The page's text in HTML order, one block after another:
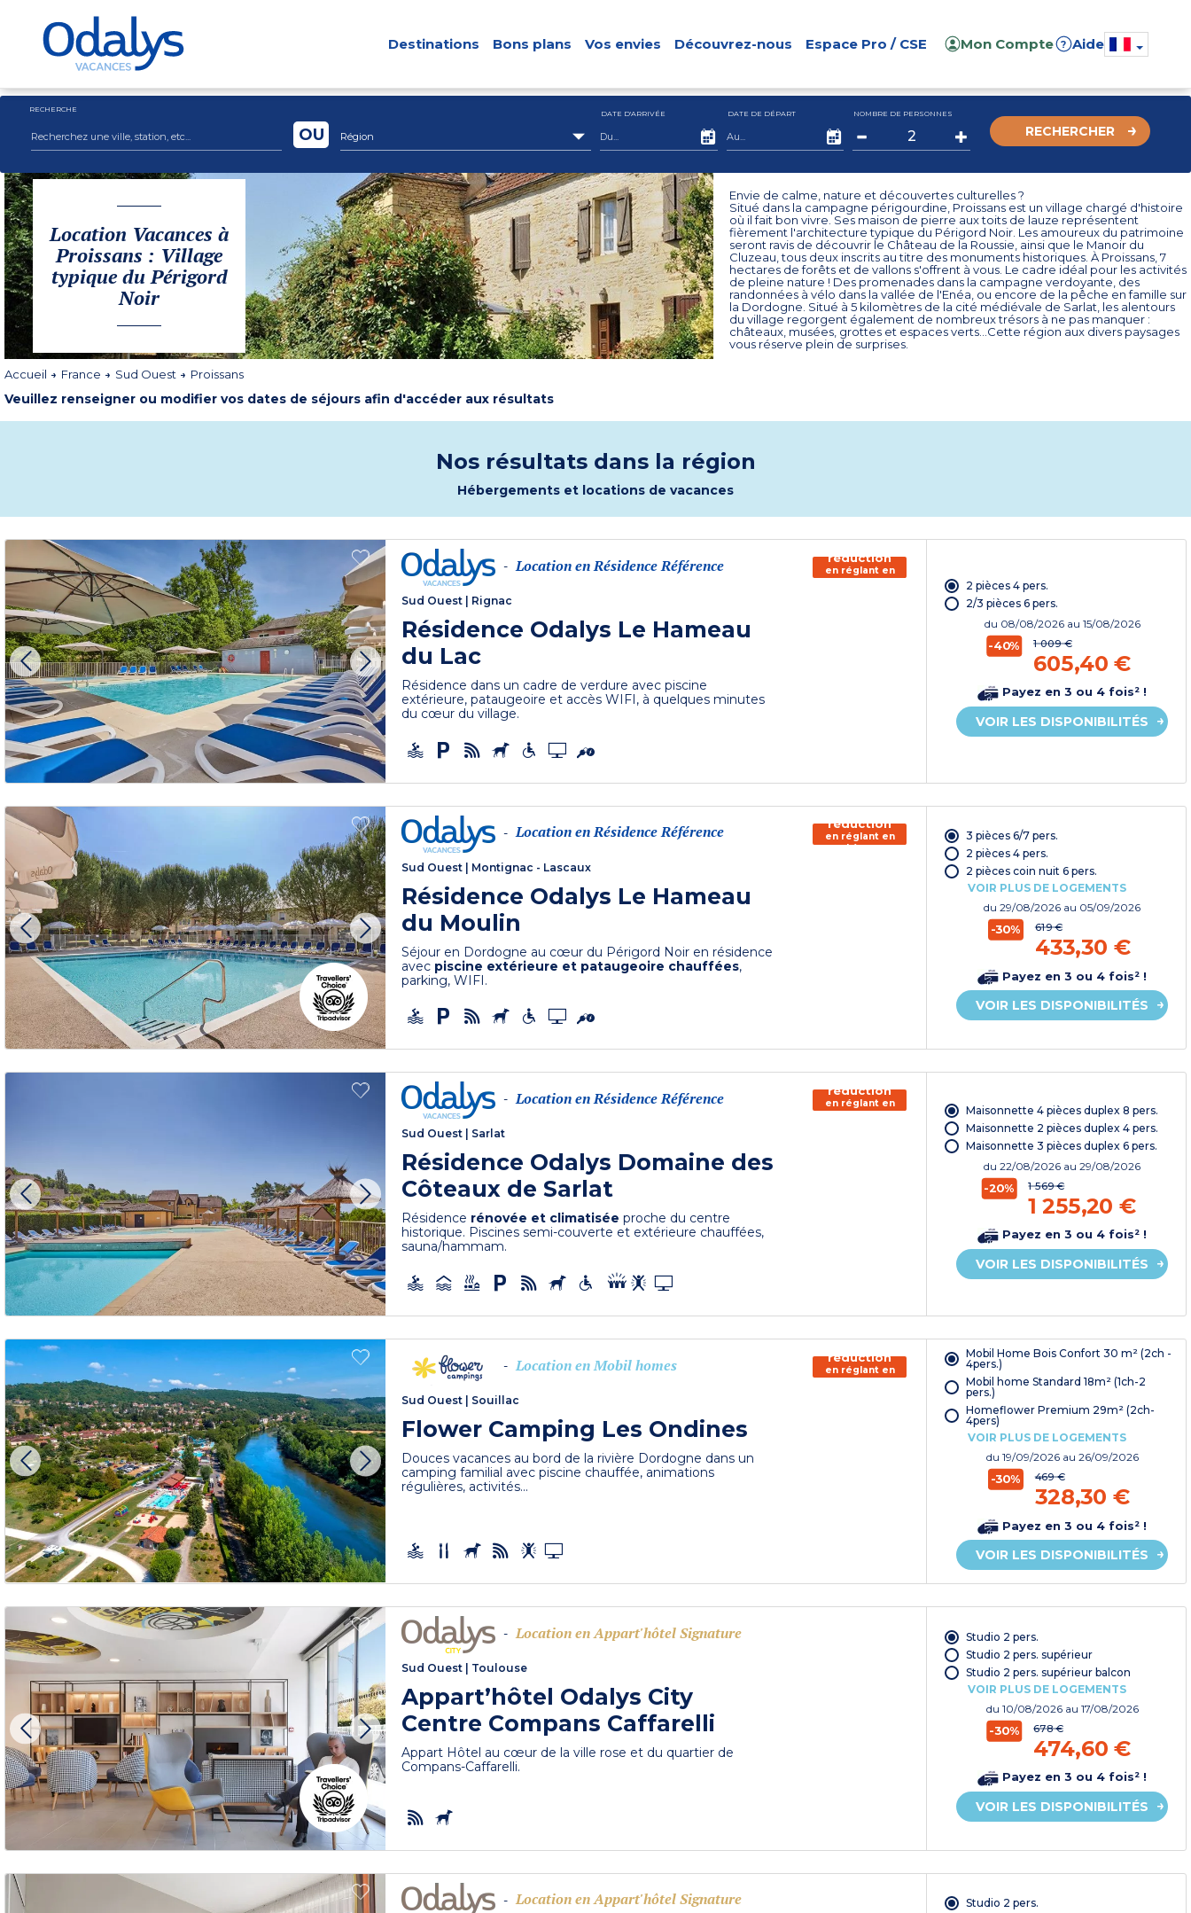
Destinations Bons plans Vos envies Découvrez-nous Espace Pro / CSE Mon Compte ? Aide
RECHERCHE
Région
OU
DATE D'ARRIVÉE DATE DE DÉPART NOMBRE DE PERSONNES
RECHERCHER
Location Vacances à
Proissans : Village
typique du Périgord
Noir
Envie de calme, nature et découvertes culturelles ?
Situé dans la campagne périgourdine, Proissans est un village chargé d'histoire
où il fait bon vivre. Ses maison de pierre aux toits de lauze représentent
fièrement l'architecture typique du Périgord Noir. Les amoureux du patrimoine
seront ravis de découvrir le Château de la Roussie, ainsi que le Manoir du
Cluzeau, tous deux inscrits au titre des monuments historiques. À Proissans, 7
hectares de forêts et de vallons s'offrent à vous. Le cadre idéal pour les activités
de pleine nature ! Des promenades dans la campagne verdoyante, des
randonnées à vélo dans la vallée de l'Enéa, ou encore de la pêche en famille sur
la Dordogne. Situé à 5 kilomètres de la cité médiévale de Sarlat, les alentours
du village regorgent également de nombreux trésors à ne pas manquer :
châteaux, musées, grottes et espaces verts...Cette région aux divers paysages
vous réserve plein de surprises.
Accueil France Sud Ouest Proissans
Veuillez renseigner ou modifier vos dates de séjours afin d'accéder aux résultats
Nos résultats dans la région
Hébergements et locations de vacances
- Location en Résidence Référence
Sud Ouest Rignac
Résidence Odalys Le Hameau
du Lac
Résidence dans un cadre de verdure avec piscine
extérieure, pataugeoire et accès WIFI, à quelques minutes
du cœur du village.
150€ de
réduction
en réglant en
chèque
2 pièces 4 pers.
2/3 pièces 6 pers.
du 08/08/2026 au 15/08/2026
-40% 1 009 €
605,40 €
Payez en 3 ou 4 fois² !
VOIR LES DISPONIBILITÉS
- Location en Résidence Référence
Sud Ouest | Montignac - Lascaux
Résidence Odalys Le Hameau
du Moulin
Séjour en Dordogne au cœur du Périgord Noir en résidence
avec piscine extérieure et pataugeoire chauffées,
parking, WIFI.
150€ de
réduction
en réglant en
chèque
3 pièces 6/7 pers.
2 pièces 4 pers.
2 pièces coin nuit 6 pers.
VOIR PLUS DE LOGEMENTS
du29/08/2026 au 05/09/2026
-30% 619 €
433,30 €
Payez en 3 ou 4 fois² !
VOIR LES DISPONIBILITÉS
- Location en Résidence Référence
Sud Ouest Sarlat
Résidence Odalys Domaine des
Côteaux de Sarlat
Résidence rénovée et climatisée proche du centre
historique. Piscines semi-couverte et extérieure chauffées,
sauna/hammam.
150€ de
réduction
en réglant en
chèque
Maisonnette 4 pièces duplex 8 pers.
Maisonnette 2 pièces duplex 4 pers.
Maisonnette 3 pièces duplex 6 pers.
du22/08/2026 au 29/08/2026
-20% 1 569 €
1 255,20 €
Payez en 3 ou 4 fois² !
VOIR LES DISPONIBILITÉS
- Location en Mobil homes
Sud Ouest Souillac
Flower Camping Les Ondines
Douces vacances au bord de la rivière Dordogne dans un
camping familial avec piscine chauffée, animations
régulières, activités...
150€ de
réduction
en réglant en
chèque
Mobil Home Bois Confort 30 m² (2ch -
4pers.)
Mobil home Standard 18m² (1ch-2
pers.)
Homeflower Premium 29m² (2ch-
4pers)
VOIR PLUS DE LOGEMENTS
du 19/09/2026 au 26/09/2026
-30% 469 €
328,30 €
Payez en 3 ou 4 fois² !
VOIR LES DISPONIBILITÉS
- Location en Appart'hôtel Signature
Sud Ouest Toulouse
Appart’hôtel Odalys City
Centre Compans Caffarelli
Appart Hôtel au cœur de la ville rose et du quartier de
Compans-Caffarelli.
Studio 2 pers.
Studio 2 pers. supérieur
Studio 2 pers. supérieur balcon
VOIR PLUS DE LOGEMENTS
du 10/08/2026 au 17/08/2026
-30% 678 €
474,60 €
Payez en 3 ou 4 fois² !
VOIR LES DISPONIBILITÉS
- Location en Appart'hôtel Signature
Studio 2 pers.